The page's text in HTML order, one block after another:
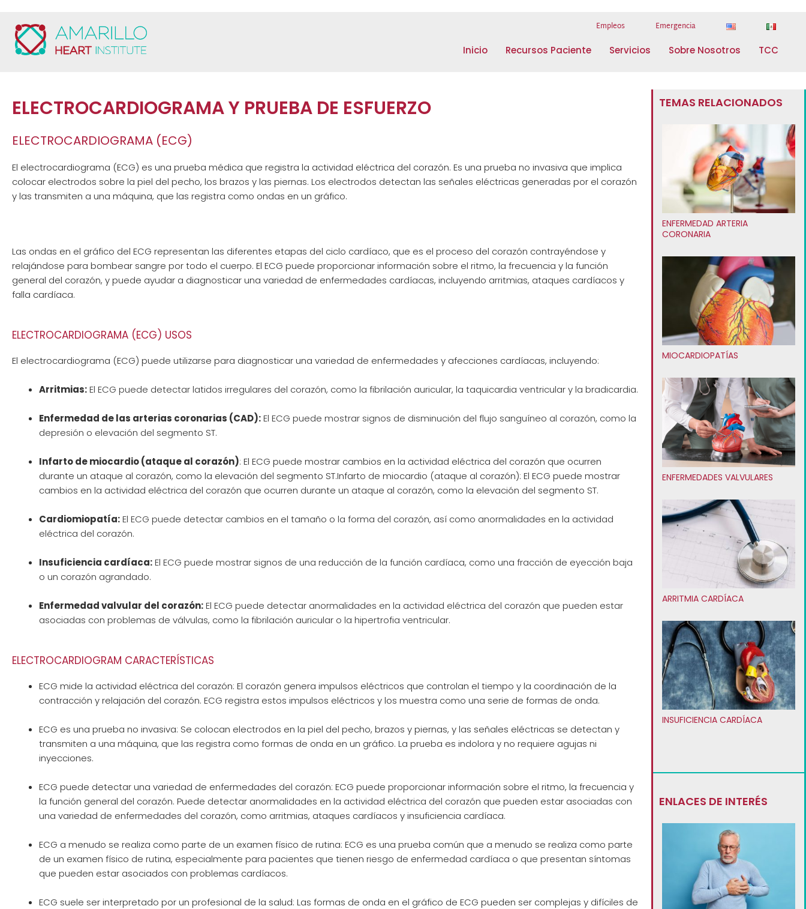
contenido
Empleos Emergencia
Inicio Recursos Paciente Servicios Sobre Nosotros TCC
ELECTROCARDIOGRAMA Y PRUEBA DE ESFUERZO
ELECTROCARDIOGRAMA (ECG)
El electrocardiograma (ECG) es una prueba médica que registra la actividad eléctrica del corazón. Es una prueba no invasiva que implica
colocar electrodos sobre la piel del pecho, los brazos y las piernas. Los electrodos detectan las señales eléctricas generadas por el corazón
y las transmiten a una máquina, que las registra como ondas en un gráfico.
Las ondas en el gráfico del ECG representan las diferentes etapas del ciclo cardíaco, que es el proceso del corazón contrayéndose y
relajándose para bombear sangre por todo el cuerpo. El ECG puede proporcionar información sobre el ritmo, la frecuencia y la función
general del corazón, y puede ayudar a diagnosticar una variedad de enfermedades cardíacas, incluyendo arritmias, ataques cardíacos y
falla cardíaca.
ELECTROCARDIOGRAMA (ECG) USOS
El electrocardiograma (ECG) puede utilizarse para diagnosticar una variedad de enfermedades y afecciones cardíacas, incluyendo:
Arritmias:El ECG puede detectar latidos irregulares del corazón, como la fibrilación auricular, la taquicardia ventricular y la bradicardia.
Enfermedad de las arterias coronarias (CAD):El ECG puede mostrar signos de disminución del flujo sanguíneo al corazón, como la
depresión o elevación del segmento ST.
Infarto de miocardio (ataque al corazón): El ECG puede mostrar cambios en la actividad eléctrica del corazón que ocurren
durante un ataque al corazón, como la elevación del segmento ST.Infarto de miocardio (ataque al corazón): El ECG puede mostrar
cambios en la actividad eléctrica del corazón que ocurren durante un ataque al corazón, como la elevación del segmento ST.
Cardiomiopatía:El ECG puede detectar cambios en el tamaño o la forma del corazón, así como anormalidades en la actividad
eléctrica del corazón.
Insuficiencia cardíaca:El ECG puede mostrar signos de una reducción de la función cardíaca, como una fracción de eyección baja
o un corazón agrandado.
Enfermedad valvular del corazón:El ECG puede detectar anormalidades en la actividad eléctrica del corazón que pueden estar
asociadas con problemas de válvulas, como la fibrilación auricular o la hipertrofia ventricular.
ELECTROCARDIOGRAM CARACTERÍSTICAS
ECG mide la actividad eléctrica del corazón: El corazón genera impulsos eléctricos que controlan el tiempo y la coordinación de la
contracción y relajación del corazón. ECG registra estos impulsos eléctricos y los muestra como una serie de formas de onda.
ECG es una prueba no invasiva: Se colocan electrodos en la piel del pecho, brazos y piernas, y las señales eléctricas se detectan y
transmiten a una máquina, que las registra como formas de onda en un gráfico. La prueba es indolora y no requiere agujas ni
inyecciones.
ECG puede detectar una variedad de enfermedades del corazón: ECG puede proporcionar información sobre el ritmo, la frecuencia y
la función general del corazón. Puede detectar anormalidades en la actividad eléctrica del corazón que pueden estar asociadas con
una variedad de enfermedades del corazón, como arritmias, ataques cardíacos y insuficiencia cardíaca.
ECG a menudo se realiza como parte de un examen físico de rutina: ECG es una prueba común que a menudo se realiza como parte
de un examen físico de rutina, especialmente para pacientes que tienen riesgo de enfermedad cardíaca o que presentan síntomas
que pueden estar asociados con problemas cardíacos.
ECG suele ser interpretado por un profesional de la salud: Las formas de onda en el gráfico de ECG pueden ser complejas y difíciles de
TEMAS RELACIONADOS
ENFERMEDAD ARTERIA
CORONARIA
MIOCARDIOPATÍAS
ENFERMEDADES VALVULARES
ARRITMIA CARDÍACA
INSUFICIENCIA CARDÍACA
ENLACES DE INTERÉS